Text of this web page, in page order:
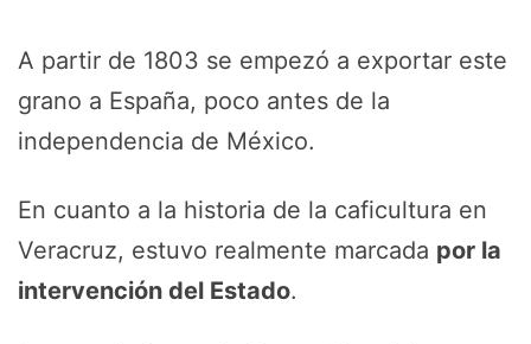
A partir de 1803 se empezó a exportar este
grano a España, poco antes de la
independencia de México.
En cuanto a la historia de la caficultura en
Veracruz, estuvo realmente marcada por la
intervención del Estado.